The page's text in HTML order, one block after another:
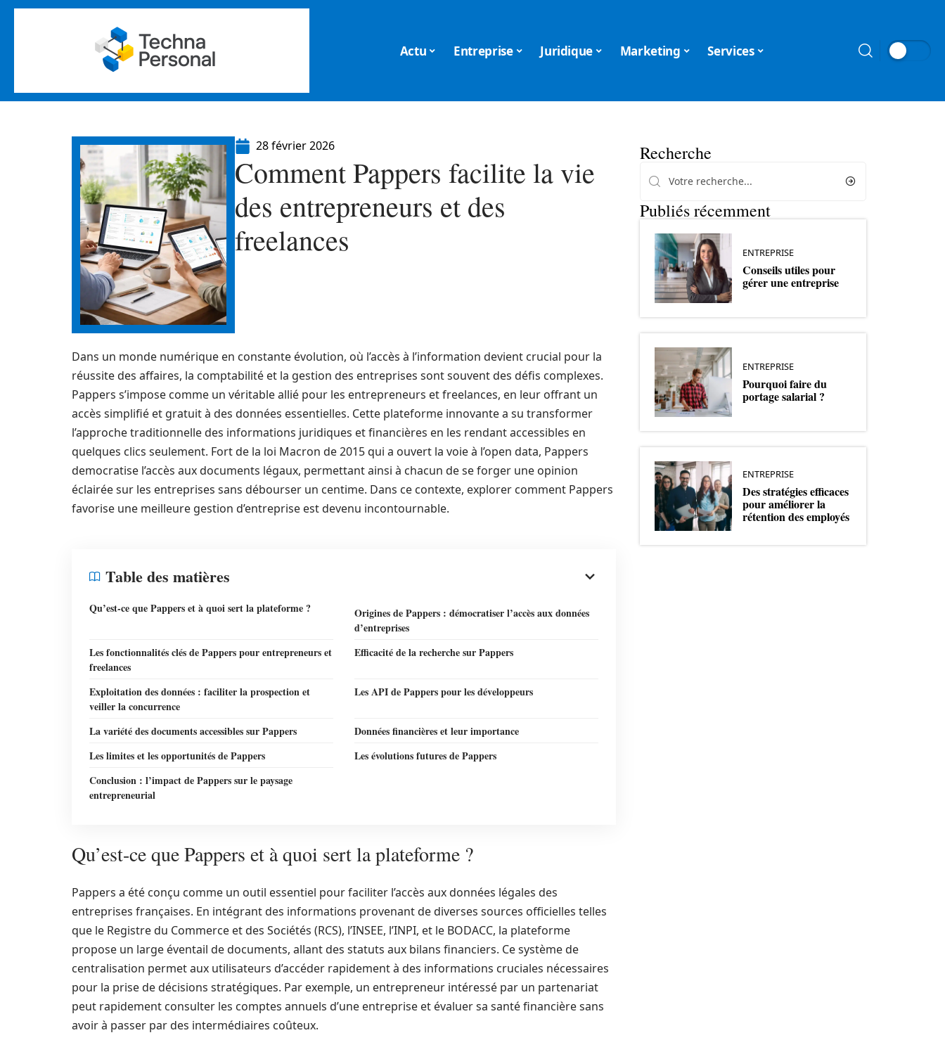
Actu Entreprise Juridique Marketing Services
28 février 2026
Comment Pappers facilite la vie
des entrepreneurs et des
freelances
Dans un monde numérique en constante évolution, où l’accès à l’information devient crucial pour la
réussite des affaires, la comptabilité et la gestion des entreprises sont souvent des défis complexes.
Pappers s’impose comme un véritable allié pour les entrepreneurs et freelances, en leur offrant un
accès simplifié et gratuit à des données essentielles. Cette plateforme innovante a su transformer
l’approche traditionnelle des informations juridiques et financières en les rendant accessibles en
quelques clics seulement. Fort de la loi Macron de 2015 qui a ouvert la voie à l’open data, Pappers
democratise l’accès aux documents légaux, permettant ainsi à chacun de se forger une opinion
éclairée sur les entreprises sans débourser un centime. Dans ce contexte, explorer comment Pappers
favorise une meilleure gestion d’entreprise est devenu incontournable.
Table des matières
Qu’est-ce que Pappers et à quoi sert la plateforme ?
Origines de Pappers : démocratiser l’accès aux données
d’entreprises
Les fonctionnalités clés de Pappers pour entrepreneurs et
freelances
Efficacité de la recherche sur Pappers
Exploitation des données : faciliter la prospection et
veiller la concurrence
Les API de Pappers pour les développeurs
La variété des documents accessibles sur Pappers
Données financières et leur importance
Les limites et les opportunités de Pappers
Les évolutions futures de Pappers
Conclusion : l’impact de Pappers sur le paysage
entrepreneurial
Qu’est-ce que Pappers et à quoi sert la plateforme ?
Pappers a été conçu comme un outil essentiel pour faciliter l’accès aux données légales des
entreprises françaises. En intégrant des informations provenant de diverses sources officielles telles
que le Registre du Commerce et des Sociétés (RCS), l’INSEE, l’INPI, et le BODACC, la plateforme
propose un large éventail de documents, allant des statuts aux bilans financiers. Ce système de
centralisation permet aux utilisateurs d’accéder rapidement à des informations cruciales nécessaires
pour la prise de décisions stratégiques. Par exemple, un entrepreneur intéressé par un partenariat
peut rapidement consulter les comptes annuels d’une entreprise et évaluer sa santé financière sans
avoir à passer par des intermédiaires coûteux.
Recherche
Publiés récemment
ENTREPRISE
Conseils utiles pour
gérer une entreprise
ENTREPRISE
Pourquoi faire du
portage salarial ?
ENTREPRISE
Des stratégies efficaces
pour améliorer la
rétention des employés